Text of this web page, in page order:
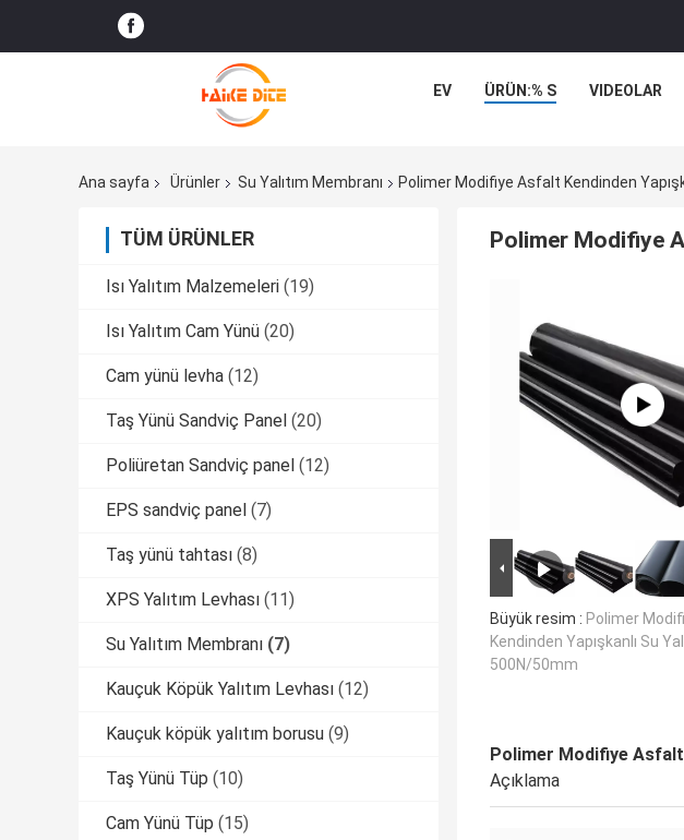
EV ÜRÜN:% S VIDEOLAR
Ana sayfa Ürünler Su Yalıtım Membranı Polimer Modifiye Asfalt Kendinden
TÜM ÜRÜNLER
Isı Yalıtım Malzemeleri (19)
Isı Yalıtım Cam Yünü (20)
Cam yünü levha (12)
Taş Yünü Sandviç Panel (20)
Poliüretan Sandviç panel (12)
EPS sandviç panel (7)
Taş yünü tahtası (8)
XPS Yalıtım Levhası (11)
Su Yalıtım Membranı (7)
Kauçuk Köpük Yalıtım Levhası (12)
Kauçuk köpük yalıtım borusu (9)
Taş Yünü Tüp (10)
Cam Yünü Tüp (15)
Polimer Modifiye
Büyük resim : Polimer
Kendinden Yapışkanlı Su
500N/50mm
Polimer Modifiye Asfalt
Açıklama